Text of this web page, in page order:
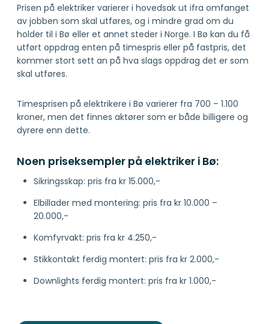
Prisen på elektriker varierer i hovedsak ut ifra omfanget
av jobben som skal utføres, og i mindre grad om du
holder til i Bø eller et annet steder i Norge. I Bø kan du få
utført oppdrag enten på timespris eller på fastpris, det
kommer stort sett an på hva slags oppdrag det er som
skal utføres.
Timesprisen på elektrikere i Bø varierer fra 700 – 1.100
kroner, men det finnes aktører som er både billigere og
dyrere enn dette.
Noen priseksempler på elektriker i Bø:
Sikringsskap: pris fra kr 15.000,-
Elbillader med montering: pris fra kr 10.000 –
20.000,-
Komfyrvakt: pris fra kr 4.250,-
Stikkontakt ferdig montert: pris fra kr 2.000,-
Downlights ferdig montert: pris fra kr 1.000,-